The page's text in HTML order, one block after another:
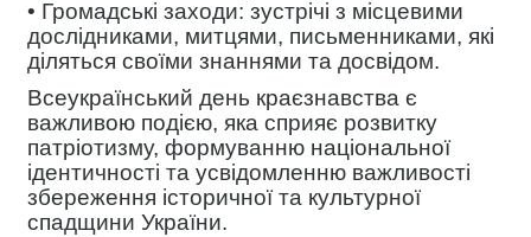
• Громадські заходи: зустрічі з місцевими
дослідниками, митцями, письменниками, які
діляться своїми знаннями та досвідом.
Всеукраїнський день краєзнавства є
важливою подією, яка сприяє розвитку
патріотизму, формуванню національної
ідентичності та усвідомленню важливості
збереження історичної та культурної
спадщини України.